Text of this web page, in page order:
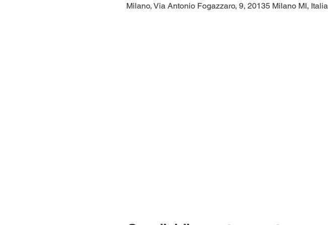
Milano, Via Antonio Fogazzaro, 9, 20135 Milano MI, Italia